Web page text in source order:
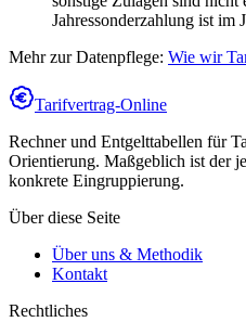
Jahressonderzahlung ist im
Mehr zur Datenpflege: Wie wir
Tarifvertrag-Online
Rechner und Entgelttabellen für
Orientierung. Maßgeblich ist der
konkrete Eingruppierung.
Über diese Seite
Über uns & Methodik
Kontakt
Rechtliches